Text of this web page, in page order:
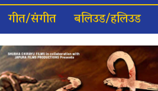
गीत/संगीत बलिउड/हलिउड